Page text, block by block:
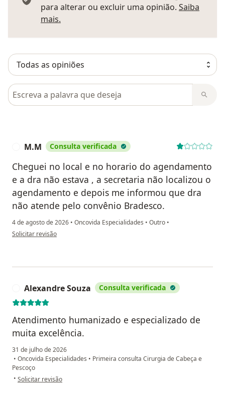
para alterar ou excluir uma opinião. Saiba
mais.
Pesquisar em opiniões
M.M Consulta verificada
Cheguei no local e no horario do agendamento
e a dra não estava , a secretaria não localizou o
agendamento e depois me informou que dra
não atende pelo convênio Bradesco.
4 de agosto de 2026 • Oncovida Especialidades • Outro •
na opinião do utilizador M.M
Solicitar revisão
Alexandre Souza Consulta verificada
Atendimento humanizado e especializado de
muita excelência.
31 de julho de 2026
• Oncovida Especialidades • Primeira consulta Cirurgia de Cabeça e
Pescoço
• na opinião do utilizador Alexandre Souza
Solicitar revisão